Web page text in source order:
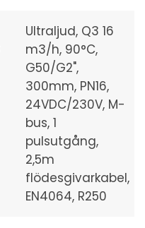
Ultraljud, Q3 16
m3/h, 90°C,
G50/G2",
300mm, PN16,
24VDC/230V, M-
bus, 1
pulsutgång,
2,5m
flödesgivarkabel,
EN4064, R250